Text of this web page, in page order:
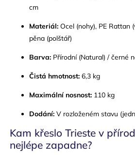
cm
Materiál: Ocel (nohy), PE Rattan
pěna (polštář)
Barva: Přírodní (Natural) / černé
Čistá hmotnost: 6,3 kg
Maximální nosnost: 110 kg
Dodání: V rozloženém stavu
Kam křeslo Trieste v
nejlépe zapadne?